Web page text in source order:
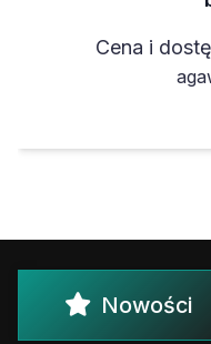
Cena i
Nowości